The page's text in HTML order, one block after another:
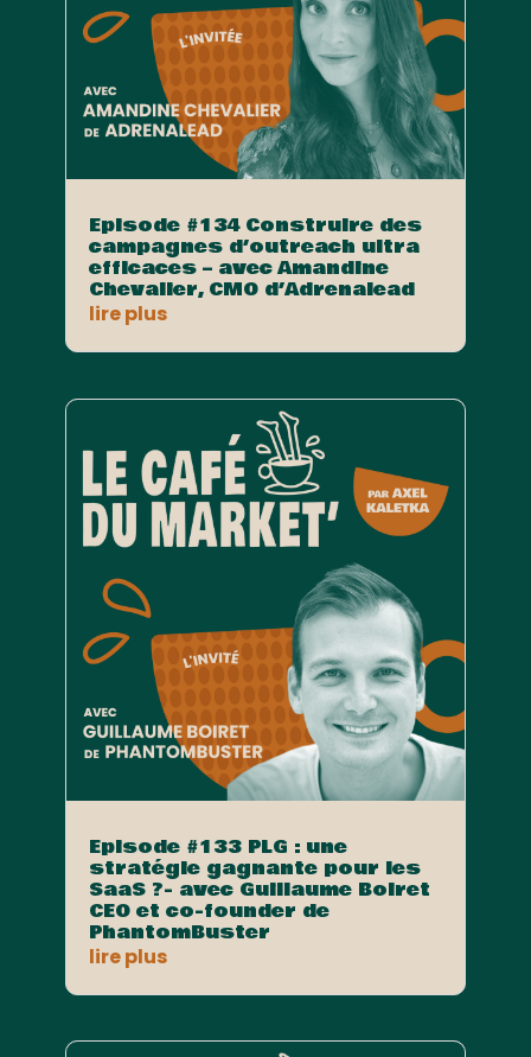
Episode #134 Construire des
campagnes d’outreach ultra
efficaces – avec Amandine
Chevalier, CMO d’Adrenalead
lire plus
Episode #133 PLG : une
stratégie gagnante pour les
SaaS ?- avec Guillaume Boiret
CEO et co-founder de
PhantomBuster
lire plus